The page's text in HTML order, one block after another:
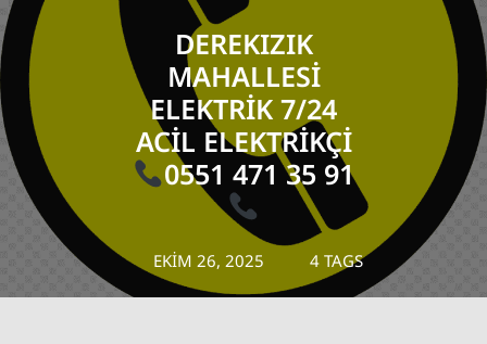
DEREKIZIK
MAHALLESI
ELEKTRIK 7/24
ACIL ELEKTRIKÇI
0551 471 35 91
EKIM 26, 2025 4 TAGS